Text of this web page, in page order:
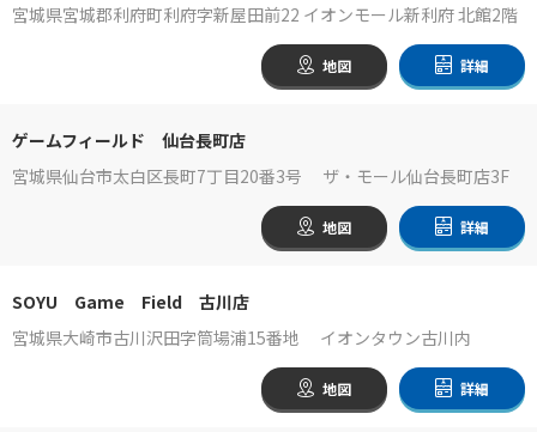
宮城県宮城郡利府町利府字新屋田前22 イオンモール新利府 北館2階
地図 詳細
ゲームフィールド 仙台長町店
宮城県仙台市太白区長町7丁目20番3号 ザ・モール仙台長町店3F
地図 詳細
SOYU Game Field 古川店
宮城県大崎市古川沢田字筒場浦15番地 イオンタウン古川内
地図 詳細